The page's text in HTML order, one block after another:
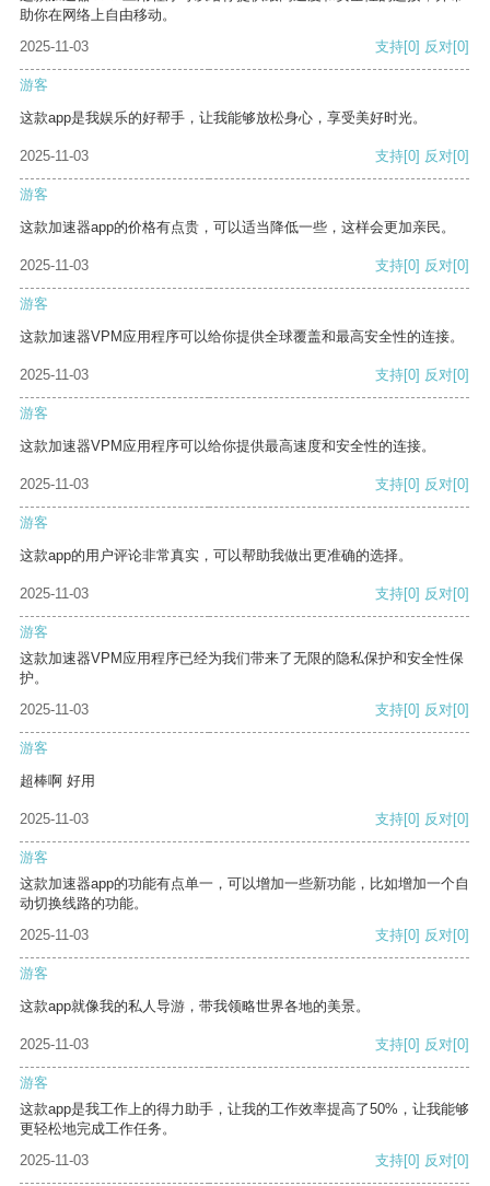
助你在网络上自由移动。
2025-11-03
支持[0] 反对[0]
游客
这款app是我娱乐的好帮手，让我能够放松身心，享受美好时光。
2025-11-03 支持[0] 反对[0]
游客
这款加速器app的价格有点贵，可以适当降低一些，这样会更加亲民。
2025-11-03 支持[0] 反对[0]
游客
这款加速器VPM应用程序可以给你提供全球覆盖和最高安全性的连接。
2025-11-03 支持[0] 反对[0]
游客
这款加速器VPM应用程序可以给你提供最高速度和安全性的连接。
2025-11-03 支持[0] 反对[0]
游客
这款app的用户评论非常真实，可以帮助我做出更准确的选择。
2025-11-03 支持[0] 反对[0]
游客
这款加速器VPM应用程序已经为我们带来了无限的隐私保护和安全性保
护。
2025-11-03
支持[0] 反对[0]
游客
超棒啊 好用
2025-11-03 支持[0] 反对[0]
游客
这款加速器app的功能有点单一，可以增加一些新功能，比如增加一个自
动切换线路的功能。
2025-11-03
支持[0] 反对[0]
游客
这款app就像我的私人导游，带我领略世界各地的美景。
2025-11-03 支持[0] 反对[0]
游客
这款app是我工作上的得力助手，让我的工作效率提高了50%，让我能够
更轻松地完成工作任务。
2025-11-03
支持[0] 反对[0]